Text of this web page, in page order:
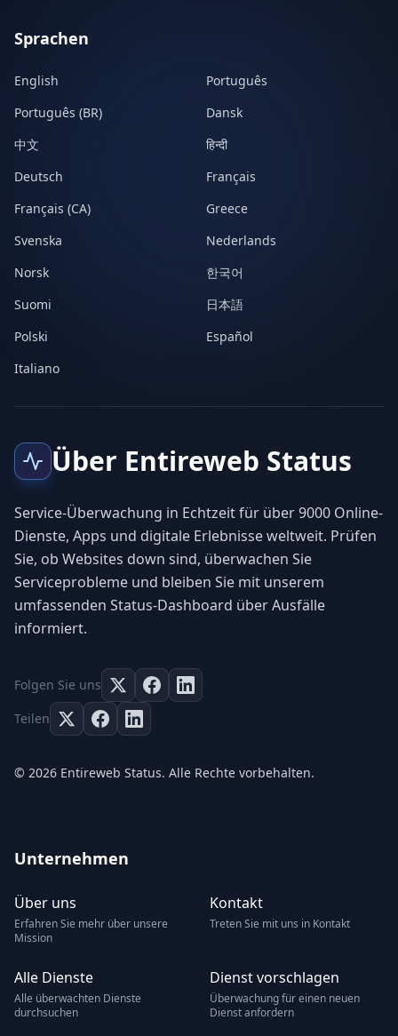
Sprachen
English
Português
Português (BR)
Dansk
中文
हिन्दी
Deutsch
Français
Français (CA)
Greece
Svenska
Nederlands
Norsk
한국어
Suomi
日本語
Polski
Español
Italiano
Über Entireweb Status
Service-Überwachung in Echtzeit für über 9000 Online-
Dienste, Apps und digitale Erlebnisse weltweit. Prüfen
Sie, ob Websites down sind, überwachen Sie
Serviceprobleme und bleiben Sie mit unserem
umfassenden Status-Dashboard über Ausfälle
informiert.
Folgen Sie uns
Teilen
© 2026 Entireweb Status. Alle Rechte vorbehalten.
Unternehmen
Über uns
Erfahren Sie mehr über unsere
Mission
Kontakt
Treten Sie mit uns in Kontakt
Alle Dienste
Alle überwachten Dienste
durchsuchen
Dienst vorschlagen
Überwachung für einen neuen
Dienst anfordern